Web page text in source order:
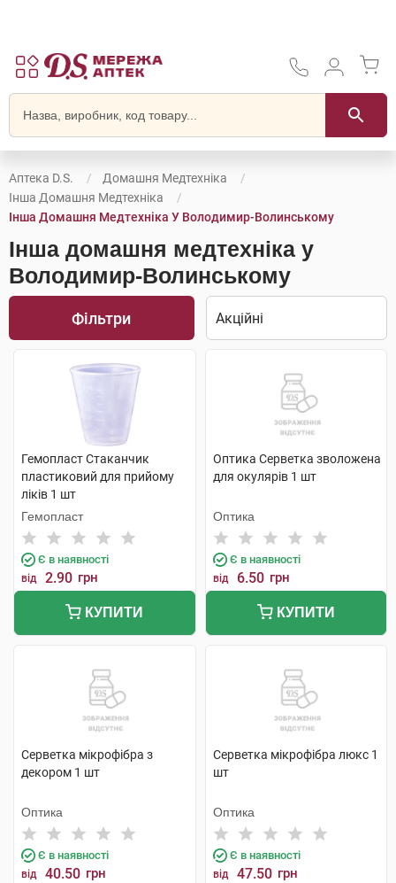
Аптека D.S.
Домашня Медтехніка
Інша Домашня Медтехніка
Інша Домашня Медтехніка У Володимир-Волинському
Інша домашня медтехніка у
Володимир-Волинському
Фільтри
Гемопласт Стаканчик
пластиковий для прийому
ліків 1 шт
Гемопласт
Є в наявності
від 2.90 грн
КУПИТИ
Оптика Серветка зволожена
для окулярів 1 шт
Оптика
Є в наявності
від 6.50 грн
КУПИТИ
Серветка мікрофібра з
декором 1 шт
Оптика
Є в наявності
від 40.50 грн
Серветка мікрофібра люкс 1
шт
Оптика
Є в наявності
від 47.50 грн